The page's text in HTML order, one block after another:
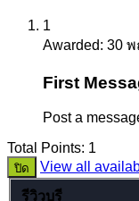
1
Awarded: 30 พ
First
Post a
Total Points: 1
View all
รีวิวบุรี